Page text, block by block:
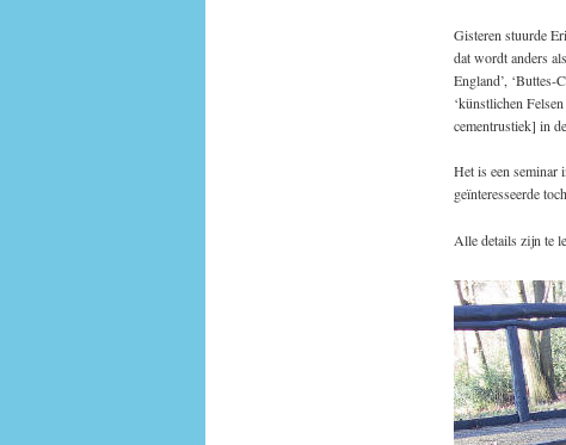
Gisteren stuurde
dat wordt anders
England’, ‘Buttes-
‘künstlichen
cementrustiek] in
Het is een seminar
geïnteresseerde
Alle details zijn te